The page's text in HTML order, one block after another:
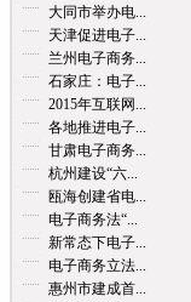
大同市举办电...
天津促进电子...
兰州电子商务...
石家庄：电子...
2015年互联网...
各地推进电子...
甘肃电子商务...
杭州建设“六...
瓯海创建省电...
电子商务法“...
新常态下电子...
电子商务立法...
惠州市建成首...